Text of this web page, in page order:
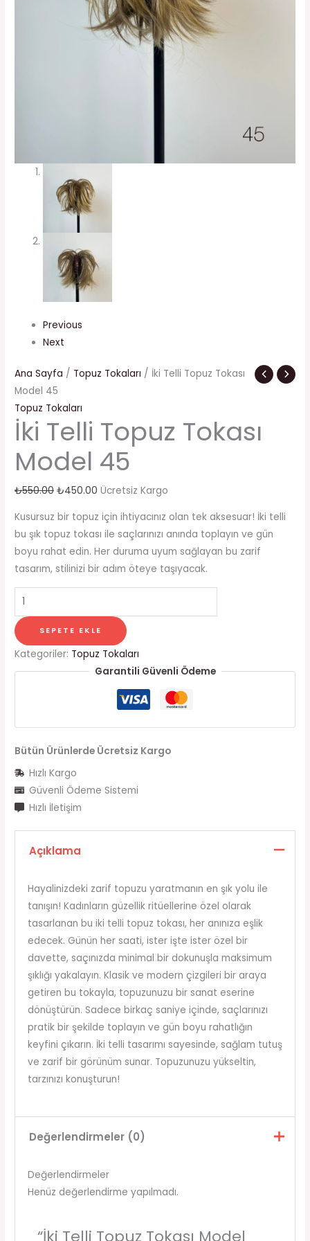
Previous
Next
Ana Sayfa / Topuz Tokaları / İki Telli Topuz Tokası
Model 45
Topuz Tokaları
İki Telli Topuz Tokası
Model 45
₺550.00 ₺450.00 Ücretsiz Kargo
Kusursuz bir topuz için ihtiyacınız olan tek aksesuar! İki telli
bu şık topuz tokası ile saçlarınızı anında toplayın ve gün
boyu rahat edin. Her duruma uyum sağlayan bu zarif
tasarım, stilinizi bir adım öteye taşıyacak.
SEPETE EKLE
Kategoriler: Topuz Tokaları
Garantili Güvenli Ödeme
Bütün Ürünlerde Ücretsiz Kargo
Hızlı Kargo
Güvenli Ödeme Sistemi
Hızlı İletişim
Açıklama
Hayalinizdeki zarif topuzu yaratmanın en şık yolu ile
tanışın! Kadınların güzellik ritüellerine özel olarak
tasarlanan bu iki telli topuz tokası, her anınıza eşlik
edecek. Günün her saati, ister işte ister özel bir
davette, saçınızda minimal bir dokunuşla maksimum
şıklığı yakalayın. Klasik ve modern çizgileri bir araya
getiren bu tokayla, topuzunuzu bir sanat eserine
dönüştürün. Sadece birkaç saniye içinde, saçlarınızı
pratik bir şekilde toplayın ve gün boyu rahatlığın
keyfini çıkarın. İki telli tasarımı sayesinde, sağlam tutuş
ve zarif bir görünüm sunar. Topuzunuzu yükseltin,
tarzınızı konuşturun!
Değerlendirmeler (0)
Değerlendirmeler
Henüz değerlendirme yapılmadı.
“İki Telli Topuz Tokası Model